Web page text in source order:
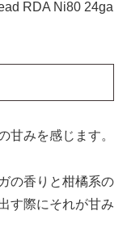
RDA Ni80 24ga
甘みを感じます。
の香りと柑橘系の
す際にそれが甘み